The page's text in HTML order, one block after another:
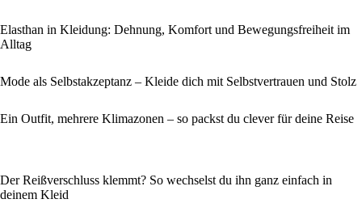
Elasthan in Kleidung: Dehnung, Komfort und Bewegungsfreiheit im
Alltag
Mode als Selbstakzeptanz – Kleide dich mit Selbstvertrauen und Stolz
Ein Outfit, mehrere Klimazonen – so packst du clever für deine Reise
Der Reißverschluss klemmt? So wechselst du ihn ganz einfach in
deinem Kleid